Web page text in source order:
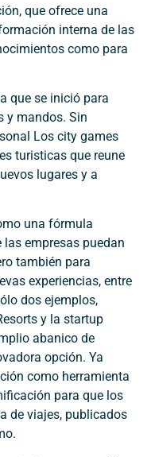
que ofrece una
interna de las
como para
que se inició para
y mandos. Sin
Los city games
turisticas que reune
lugares y a
una fórmula
empresas puedan
también para
experiencias, entre
dos ejemplos,
y la startup
abanico de
opción. Ya
como herramienta
para que los
de viajes, publicados